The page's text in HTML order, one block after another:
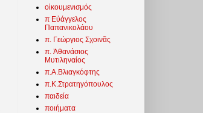
οἰκουμενισμός
π Εὐάγγελος
Παπανικολάου
π. Γεώργιος Σχοινᾶς
π. Ἀθανάσιος
Μυτιληναίος
π.Α.Βλιαγκόφτης
π.Κ.Στρατηγόπουλος
παιδεία
ποιήματα